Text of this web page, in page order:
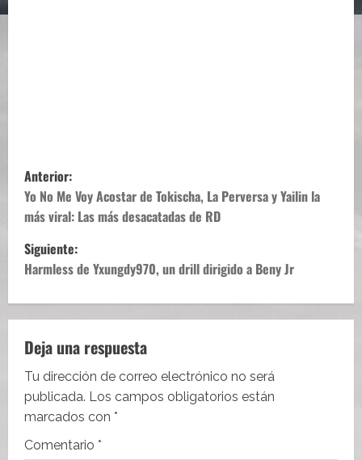
N
a
v
e
g
a
c
i
ó
Anterior:
Yo No Me Voy Acostar de Tokischa, La Perversa y Yailin la
más viral: Las más desacatadas de RD
Siguiente:
Harmless de Yxungdy970, un drill dirigido a Beny Jr
Deja una respuesta
Tu dirección de correo electrónico no será
publicada. Los campos obligatorios están
marcados con *
Comentario *